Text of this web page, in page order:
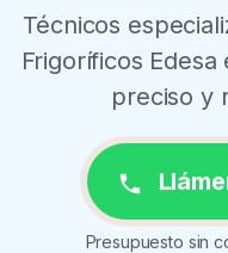
Técnicos
Frigoríficos
preciso y
Presupuesto sin